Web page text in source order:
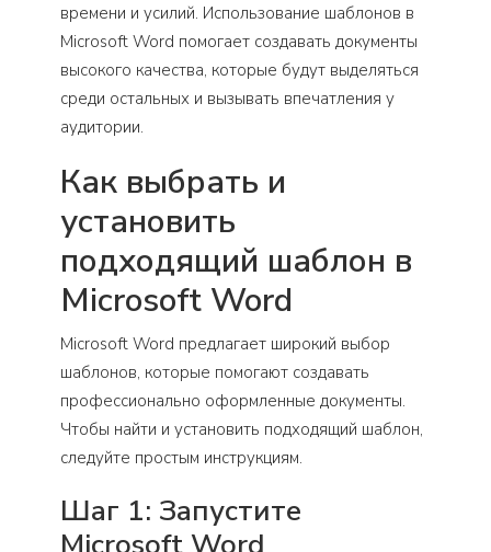
времени и усилий. Использование шаблонов в
Microsoft Word помогает создавать документы
высокого качества, которые будут выделяться
среди остальных и вызывать впечатления у
аудитории.
Как выбрать и
установить
подходящий шаблон в
Microsoft Word
Microsoft Word предлагает широкий выбор
шаблонов, которые помогают создавать
профессионально оформленные документы.
Чтобы найти и установить подходящий шаблон,
следуйте простым инструкциям.
Шаг 1: Запустите